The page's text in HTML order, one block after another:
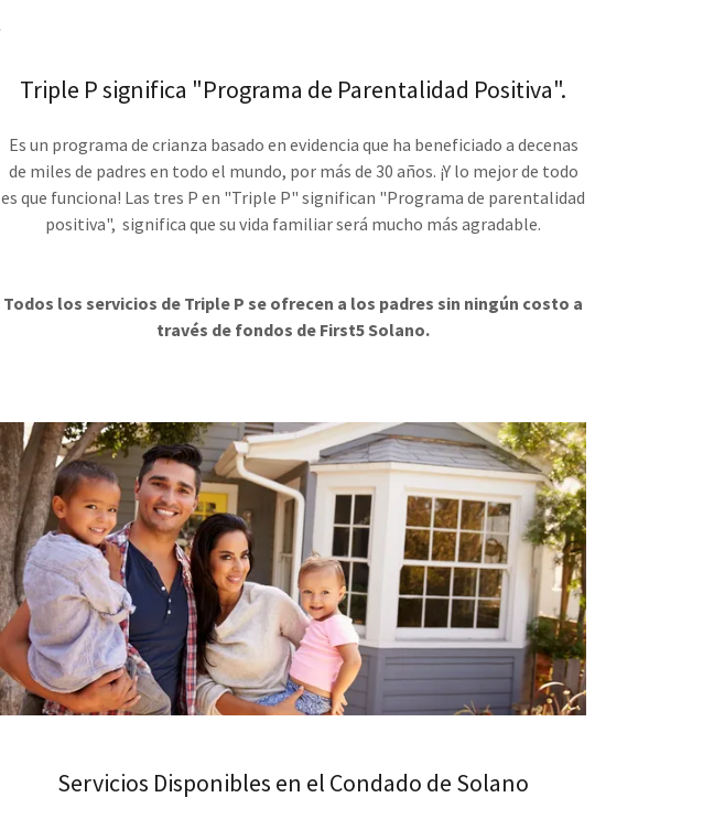
Triple P significa "Programa de Parentalidad Positiva".
Es un programa de crianza basado en evidencia que ha beneficiado a decenas
de miles de padres en todo el mundo, por más de 30 años. ¡Y lo mejor de todo
es que funciona! Las tres P en "Triple P" significan "Programa de parentalidad
positiva", significa que su vida familiar será mucho más agradable.
Todos los servicios de Triple P se ofrecen a los padres sin ningún costo a
través de fondos de First5 Solano.
Servicios Disponibles en el Condado de Solano